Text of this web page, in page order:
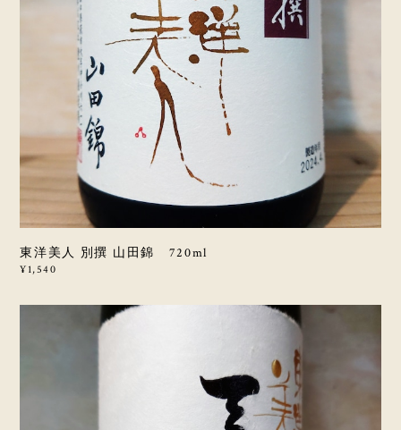
東洋美人 別撰 山田錦 720ml
¥1,540